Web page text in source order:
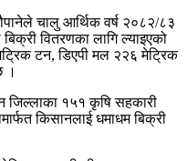
चालु आर्थिक वर्ष २०८२/८३
वितरणका लागि ल्याइएको
टन, डिएपी मल २२६ मेट्रिक
।
जिल्लाका १५१ कृषि सहकारी
किसानलाई धमाधम बिक्री